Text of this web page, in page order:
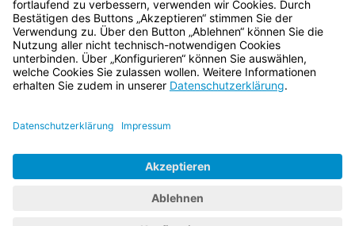
Es ist der Nachweis gemäß Abs. 1 Nr. 1 zu erbringen.
Bayern.de
BayernPortal
Impressum